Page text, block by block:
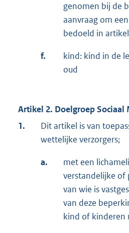
genomen bij de
aanvraag om
bedoeld in
f.
kind: kind in de
oud
Artikel 2. Doelgroep Sociaal
1.
Dit artikel is van
wettelijke verzorgers;
a.
met een
verstandelijke of
van wie is
van deze
kind of kinderen